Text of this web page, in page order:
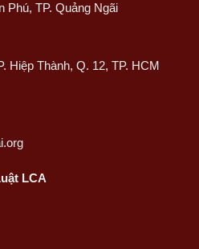
Phú, TP. Quảng Ngãi
Hiệp Thành, Q. 12, TP. HCM
LCA